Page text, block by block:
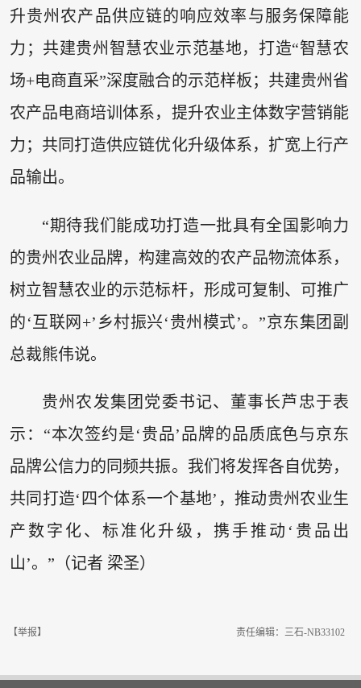
升贵州农产品供应链的响应效率与服务保障能
力；共建贵州智慧农业示范基地，打造“智慧农
场+电商直采”深度融合的示范样板；共建贵州省
农产品电商培训体系，提升农业主体数字营销能
力；共同打造供应链优化升级体系，扩宽上行产
品输出。
“期待我们能成功打造一批具有全国影响力
的贵州农业品牌，构建高效的农产品物流体系，
树立智慧农业的示范标杆，形成可复制、可推广
的‘互联网+’乡村振兴‘贵州模式’。”京东集团副
总裁熊伟说。
贵州农发集团党委书记、董事长芦忠于表
示：“本次签约是‘贵品’品牌的品质底色与京东
品牌公信力的同频共振。我们将发挥各自优势，
共同打造‘四个体系一个基地’，推动贵州农业生
产数字化、标准化升级，携手推动‘贵品出
山’。”（记者 梁圣）
【举报】 责任编辑：三石-NB33102